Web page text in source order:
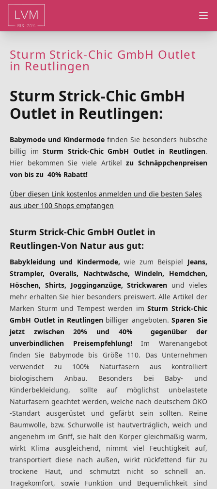
Sturm Strick-Chic GmbH Outlet
in Reutlingen
Sturm Strick-Chic GmbH
Outlet in Reutlingen:
Babymode und Kindermodefinden Sie besonders hübsche
billig imSturm Strick-Chic GmbH Outlet in Reutlingen.
Hier bekommen Sie viele Artikelzu Schnäppchenpreisen
von bis zu 40% Rabatt!
Über diesen Link kostenlos anmelden und die besten Sales
aus über 100 Shops empfangen
Sturm Strick-Chic GmbH Outlet in
Reutlingen-Von Natur aus gut:
Babykleidung und Kindermode,wie zum Beispiel Jeans,
Strampler, Overalls, Nachtwäsche, Windeln, Hemdchen,
Höschen, Shirts, Jogginganzüge, Strickwaren und vieles
mehr erhalten Sie hier besonders preiswert. Alle Artikel der
Marken Sturm undTempest werden im Sturm Strick-Chic
GmbH Outlet in Reutlingenbilliger angeboten. Sparen Sie
jetzt zwischen 20% und 40% gegenüber der
unverbindlichen Preisempfehlung!Im Warenangebot
finden Sie Babymode bis Größe 110. Das Unternehmen
verwendet zu 100% Naturfasern aus kontrolliert
biologischem Anbau. Besonders bei Baby- und
Kinderbekleidung, sollte auf möglichst unbelastete
Naturfasern geachtet werden, welche nach deutschem ÖKO
-Standart ausgerüstet und gefärbt sein sollten. Reine
Baumwolle, bzw. Schurwolle ist hautverträglich, weich und
angenehm im Griff, sie hält den Körper gleichmäßig warm,
wirkt Klima ausgleichend, nimmt viel Feuchtigkeit auf,
transportiert diese nach außen, wirkt rückfettend für zu
trockene Haut, und schmutzt nicht so schnell an.
Tragekomfort, sowie Funktion und Bequemlichkeit sind